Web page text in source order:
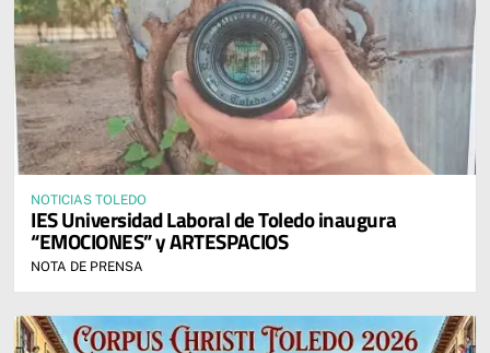
NOTICIAS TOLEDO
IES Universidad Laboral de Toledo inaugura
“EMOCIONES” y ARTESPACIOS
NOTA DE PRENSA